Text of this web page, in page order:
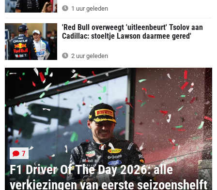
1 uur geleden
'Red Bull overweegt 'uitleenbeurt' Tsolov aan
Cadillac: stoeltje Lawson daarmee gered'
2 uur geleden
F1 Driver Of The Day 2026: alle
verkiezingen van eerste seizoenshelft
7